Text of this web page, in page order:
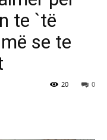
te `të
se te
0
20